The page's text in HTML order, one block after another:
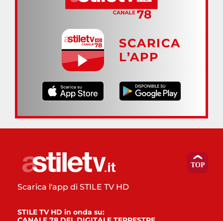
SCARICA
L’APP
Scarica l'app di STILE TV HD
STILE TV HD in onda su: